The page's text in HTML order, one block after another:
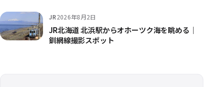
JR2026年8月2日
JR北海道 北浜駅からオホーツク海を眺める｜
釧網線撮影スポット